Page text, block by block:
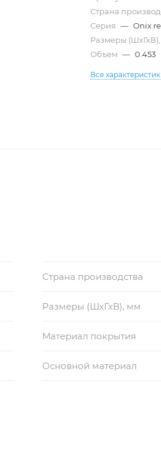
Страна
Серия — Onix
Размеры
Объем — 0.453
Все
Страна производства
Размеры (ШхГхВ), мм
Материал покрытия
Основной материал